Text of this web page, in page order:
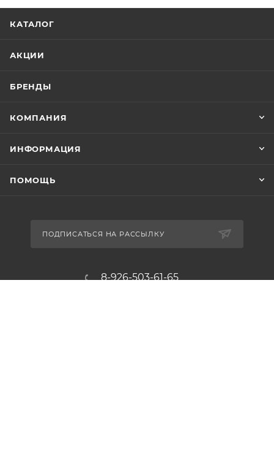
КАТАЛОГ
АКЦИИ
БРЕНДЫ
КОМПАНИЯ
ИНФОРМАЦИЯ
ПОМОЩЬ
ПОДПИСАТЬСЯ НА РАССЫЛКУ
8-926-503-61-65